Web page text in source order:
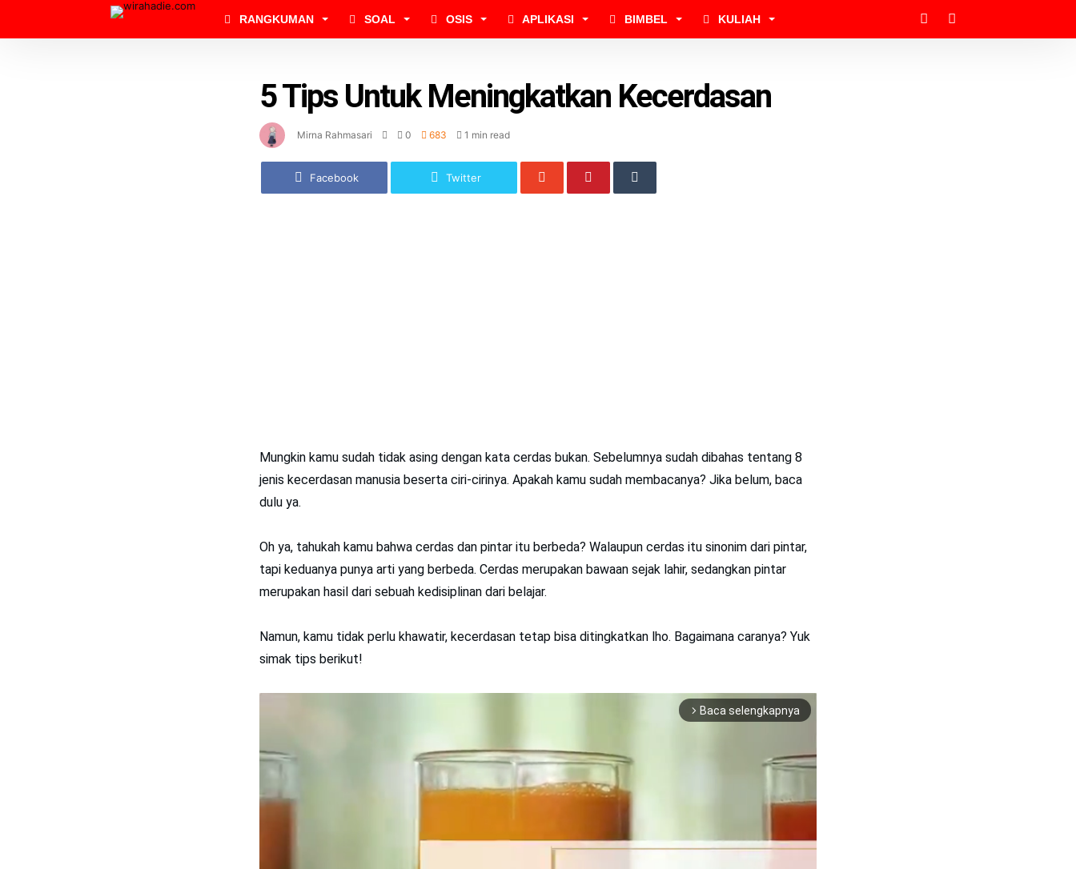
RANGKUMAN SOAL OSIS APLIKASI BIMBEL KULIAH
5 Tips Untuk Meningkatkan Kecerdasan
Mirna Rahmasari 0 683 1 min read
Facebook Twitter
Mungkin kamu sudah tidak asing dengan kata cerdas bukan. Sebelumnya sudah dibahas tentang 8
jenis kecerdasan manusia beserta ciri-cirinya. Apakah kamu sudah membacanya? Jika belum, baca
dulu ya.
Oh ya, tahukah kamu bahwa cerdas dan pintar itu berbeda? Walaupun cerdas itu sinonim dari pintar,
tapi keduanya punya arti yang berbeda. Cerdas merupakan bawaan sejak lahir, sedangkan pintar
merupakan hasil dari sebuah kedisiplinan dari belajar.
Namun, kamu tidak perlu khawatir, kecerdasan tetap bisa ditingkatkan lho. Bagaimana caranya? Yuk
simak tips berikut!
arrow_forward_ios Baca selengkapnya